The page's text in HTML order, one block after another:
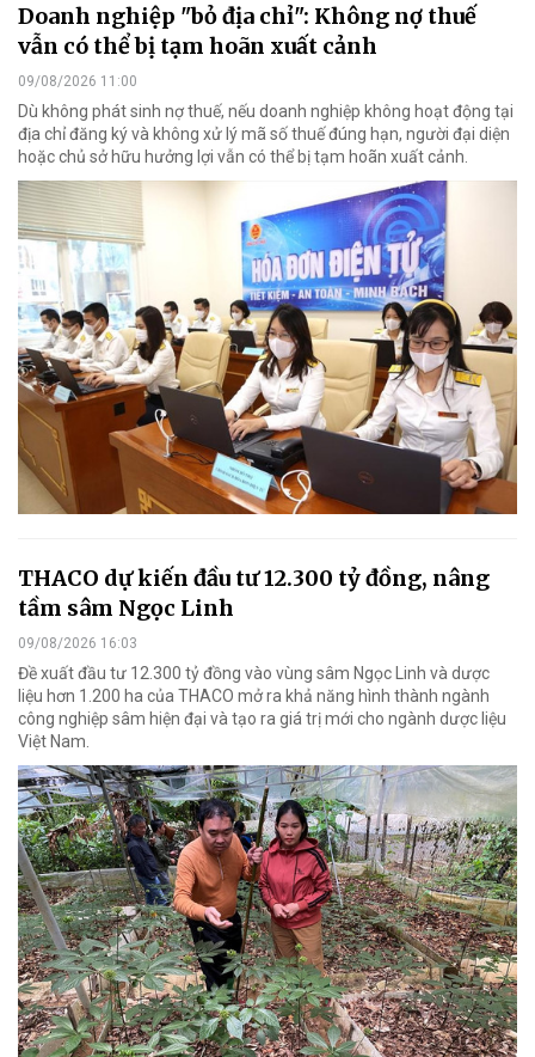
Doanh nghiệp "bỏ địa chỉ": Không nợ thuế
vẫn có thể bị tạm hoãn xuất cảnh
09/08/2026 11:00
Dù không phát sinh nợ thuế, nếu doanh nghiệp không hoạt động tại
địa chỉ đăng ký và không xử lý mã số thuế đúng hạn, người đại diện
hoặc chủ sở hữu hưởng lợi vẫn có thể bị tạm hoãn xuất cảnh.
THACO dự kiến đầu tư 12.300 tỷ đồng, nâng
tầm sâm Ngọc Linh
09/08/2026 16:03
Đề xuất đầu tư 12.300 tỷ đồng vào vùng sâm Ngọc Linh và dược
liệu hơn 1.200 ha của THACO mở ra khả năng hình thành ngành
công nghiệp sâm hiện đại và tạo ra giá trị mới cho ngành dược liệu
Việt Nam.